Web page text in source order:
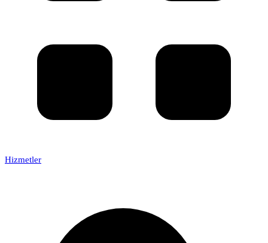
Hizmetler